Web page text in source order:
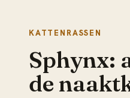
KATTENRASSEN
Sphynx:
de